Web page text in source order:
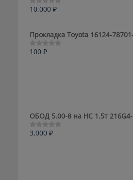
Оценка
5
10,000 ₽
Прокладка Toyota 16124-
Оценка
100 ₽
ОБОД 5.00-8 на HC 1.5т
Оценка
3,000 ₽